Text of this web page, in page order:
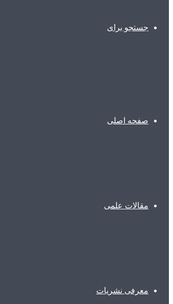
جستجو برای
صفحه اصلی
مقالات علمی
معرفی نشریات